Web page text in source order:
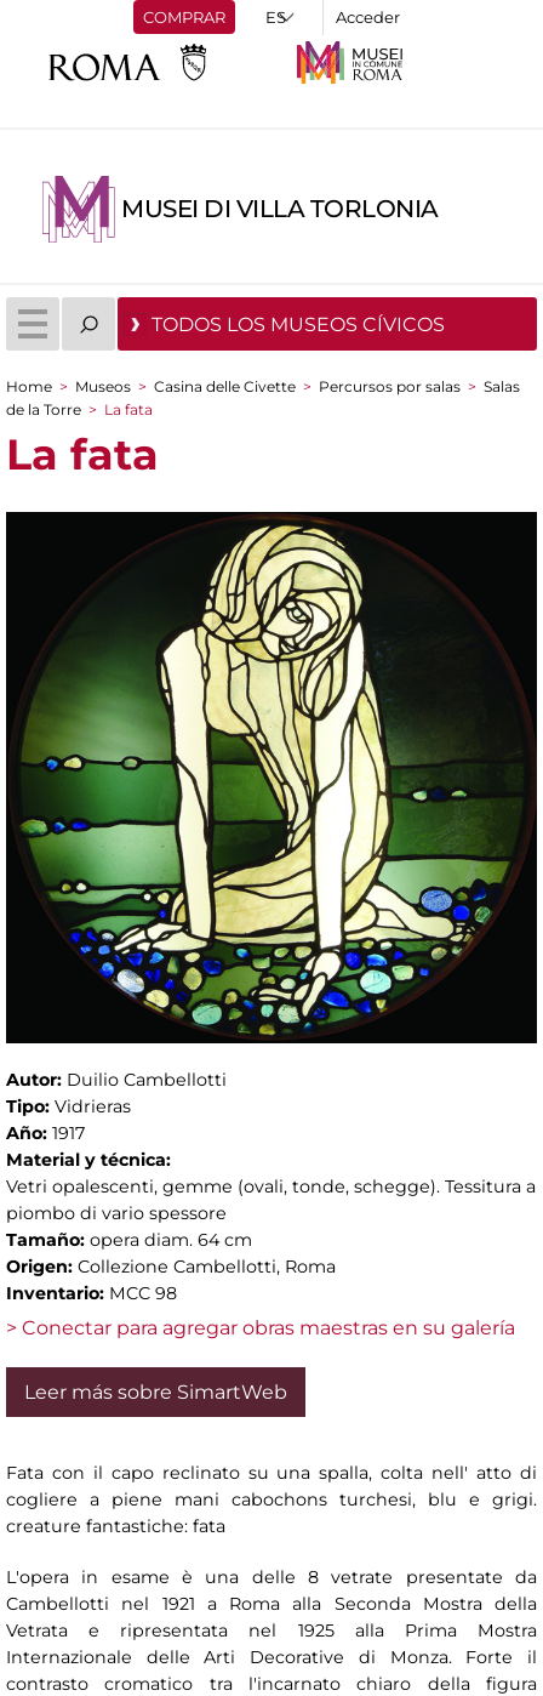
COMPRAR Acceder
MUSEI DI VILLA TORLONIA
TODOS LOS MUSEOS CÍVICOS
You are here
Home > Museos > Casina delle Civette > Percursos por salas > Salas
de la Torre > La fata
La fata
Autor: Duilio Cambellotti
Tipo: Vidrieras
Año: 1917
Material y técnica:
Vetri opalescenti, gemme (ovali, tonde, schegge). Tessitura a
piombo di vario spessore
Tamaño: opera diam. 64 cm
Origen: Collezione Cambellotti, Roma
Inventario: MCC 98
> Conectar para agregar obras maestras en su galería
Leer más sobre SimartWeb
Fata con il capo reclinato su una spalla, colta nell' atto di
cogliere a piene mani cabochons turchesi, blu e grigi.
creature fantastiche: fata
L'opera in esame è una delle 8 vetrate presentate da
Cambellotti nel 1921 a Roma alla Seconda Mostra della
Vetrata e ripresentata nel 1925 alla Prima Mostra
Internazionale delle Arti Decorative di Monza. Forte il
contrasto cromatico tra l'incarnato chiaro della figura